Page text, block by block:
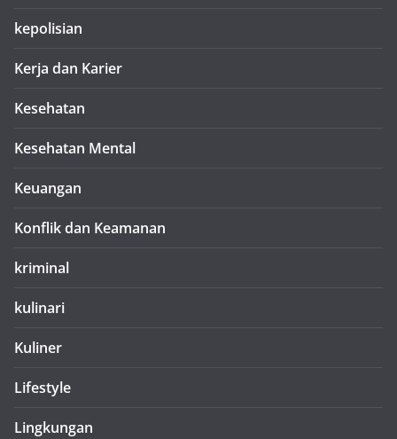
kepolisian
Kerja dan Karier
Kesehatan
Kesehatan Mental
Keuangan
Konflik dan Keamanan
kriminal
kulinari
Kuliner
Lifestyle
Lingkungan